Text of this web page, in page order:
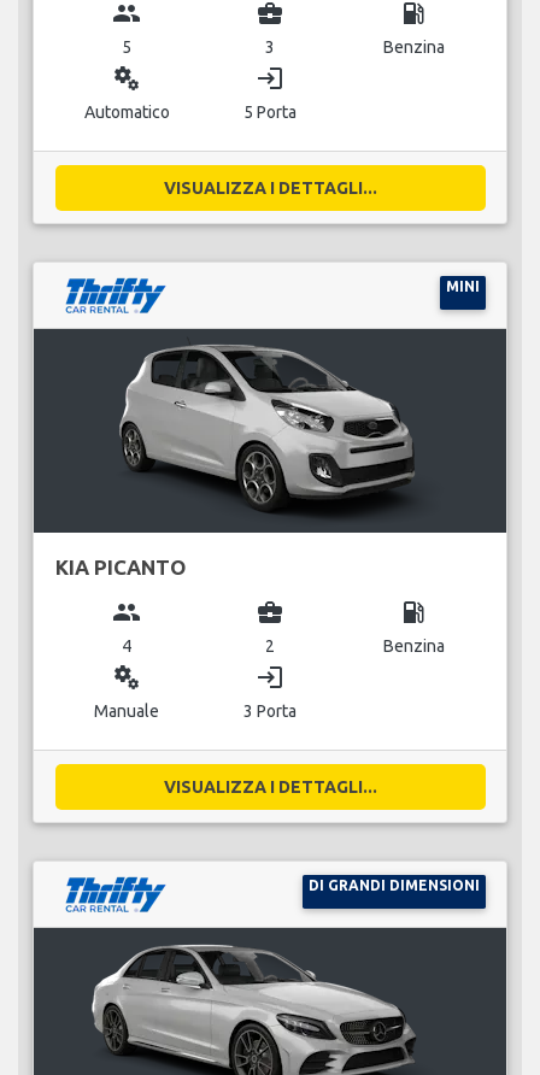
group
5
business_center
3
local_gas_station
Benzina
miscellaneous_services
Automatico
login
5 Porta
VISUALIZZA I DETTAGLI...
MINI
KIA PICANTO
group
4
business_center
2
local_gas_station
Benzina
miscellaneous_services
Manuale
login
3 Porta
VISUALIZZA I DETTAGLI...
DI GRANDI DIMENSIONI